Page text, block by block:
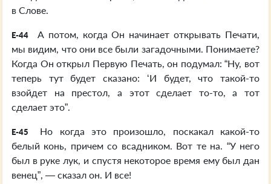
в Слове.
E-44
А потом, когда Он начинает открывать Печати,
мы видим, что они все были загадочными. Понимаете?
Когда Он открыл Первую Печать, он подумал: “Ну, вот
теперь тут будет сказано: ‘И будет, что такой-то
взойдет на престол, а этот сделает то-то, а тот
сделает это”.
E-45
Но когда это произошло, поскакал какой-то
белый конь, причем со всадником. Вот те на. “У него
был в руке лук, и спустя некоторое время ему был дан
венец”, — сказал он. И все!